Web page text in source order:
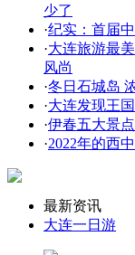
少了
·纪实：首届
·大连旅游最
风尚
·冬日石城岛
·大连发现王
·伊春五大景
·2022年的西
最新资讯
大连一日游